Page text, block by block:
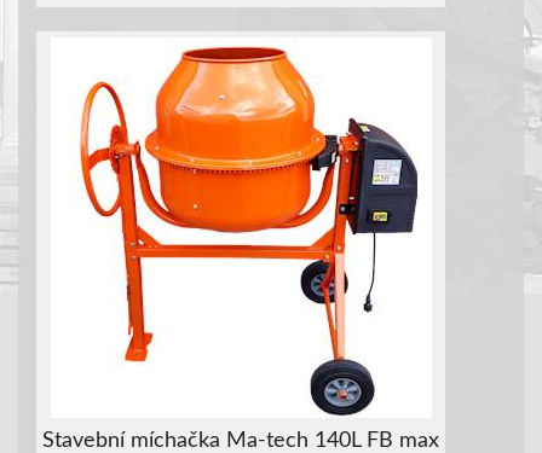
Stavební míchačka Ma-tech 140L FB max